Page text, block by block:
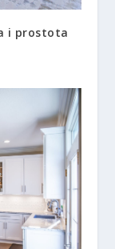
i prostota